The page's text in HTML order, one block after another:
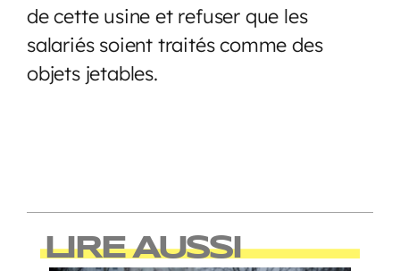
de cette usine et refuser que les
salariés soient traités comme des
objets jetables.
LIRE AUSSI